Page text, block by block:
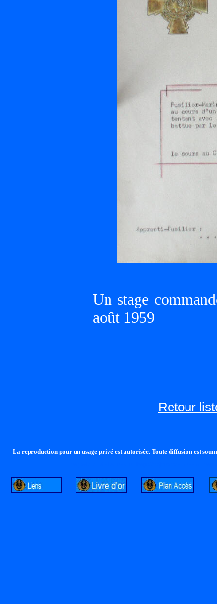
Un stage
août 1959
Retour
La reproduction pour un usage privé est autorisée. Toute diffusion est